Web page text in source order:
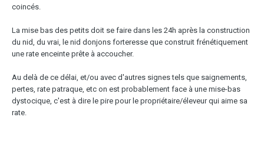
coincés.
La mise bas des petits doit se faire dans les 24h après la construction
du nid, du vrai, le nid donjons forteresse que construit frénétiquement
une rate enceinte prête à accoucher.
Au delà de ce délai, et/ou avec d'autres signes tels que saignements,
pertes, rate patraque, etc on est probablement face à une mise-bas
dystocique, c'est à dire le pire pour le propriétaire/éleveur qui aime sa
rate.